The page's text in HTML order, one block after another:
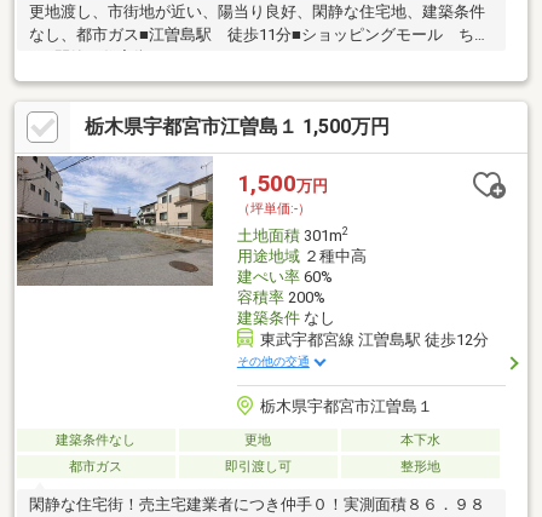
更地渡し、市街地が近い、陽当り良好、閑静な住宅地、建築条件
なし、都市ガス■江曽島駅 徒歩11分■ショッピングモール ちか
栃木県宇都宮市江曽島１ 1,500万円
1,500万円
（坪単価:-）
土地面積301m2
用途地域２種中高
建ぺい率60%
容積率200%
建築条件なし
東武宇都宮線 江曽島駅 徒歩12分
その他の交通
栃木県宇都宮市江曽島１
建築条件なし 更地
本下水
都市ガス
即引渡し可 整形地
閑静な住宅街！売主宅建業者につき仲手０！実測面積８６．９８